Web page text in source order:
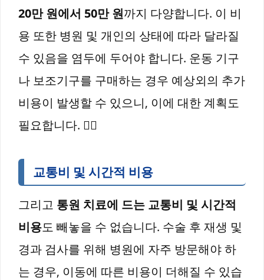
20만 원에서 50만 원까지 다양합니다. 이 비
용 또한 병원 및 개인의 상태에 따라 달라질
수 있음을 염두에 두어야 합니다. 운동 기구
나 보조기구를 구매하는 경우 예상외의 추가
비용이 발생할 수 있으니, 이에 대한 계획도
필요합니다. 🏋️‍♂️
교통비 및 시간적 비용
그리고 통원 치료에 드는 교통비 및 시간적
비용도 빼놓을 수 없습니다. 수술 후 재생 및
경과 검사를 위해 병원에 자주 방문해야 하
는 경우, 이동에 따른 비용이 더해질 수 있습